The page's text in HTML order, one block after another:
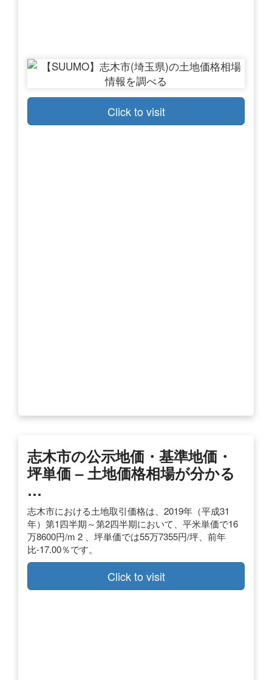
Click to visit
志木市の公示地価・基準地価・
坪単価 – 土地価格相場が分かる
…
志木市における土地取引価格は、2019年（平成31
年）第1四半期～第2四半期において、平米単価で16
万8600円/m 2 、坪単価では55万7355円/坪、前年
比-17.00％です。
Click to visit